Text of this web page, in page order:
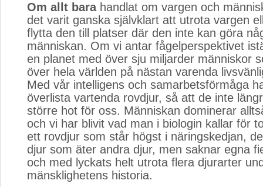
Om allt barahandlat om vargen och
det varit ganska självklart att utrota vargen
flytta den till platser där den inte kan göra
människan. Om vi antar fågelperspektivet
en planet med över sju miljarder människor
över hela världen på nästan varenda
Med vår intelligens och samarbetsförmåga
överlista vartenda rovdjur, så att de inte
större hot för oss. Människan dominerar
och vi har blivit vad man i biologin kallar för
ett rovdjur som står högst i näringskedjan,
djur som äter andra djur, men saknar egna
och med lyckats helt utrota flera djurarter
mänsklighetens historia.